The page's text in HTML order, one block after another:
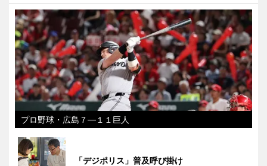
プロ野球・広島７―１１巨人
「デジポリス」普及呼び掛け